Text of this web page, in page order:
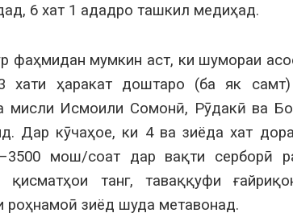
6 хат 1 ададро ташкил медиҳад.
фаҳмидан мумкин аст, ки шумораи
ҳаракат доштаро (ба як
мисли Исмоили Сомонӣ, Рӯдакӣ ва
Дар кӯчаҳое, ки 4 ва зиёда хат
мош/соат дар вақти серборӣ
танг, таваққуфи
роҳнамоӣ зиёд шуда метавонад.